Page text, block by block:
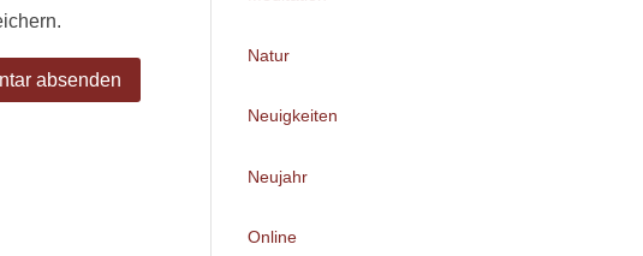
Natur
Neuigkeiten
Neujahr
Online